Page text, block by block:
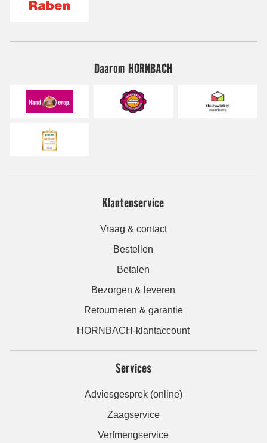
Daarom HORNBACH
Klantenservice
Vraag & contact
Bestellen
Betalen
Bezorgen & leveren
Retourneren & garantie
HORNBACH-klantaccount
Services
Adviesgesprek (online)
Zaagservice
Verfmengservice